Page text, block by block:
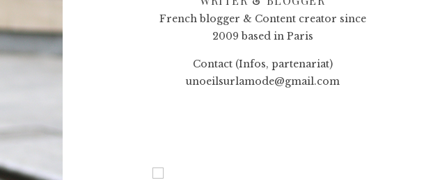
French blogger & Content creator since
2009 based in Paris
Contact (Infos, partenariat)
unoeilsurlamode@gmail.com